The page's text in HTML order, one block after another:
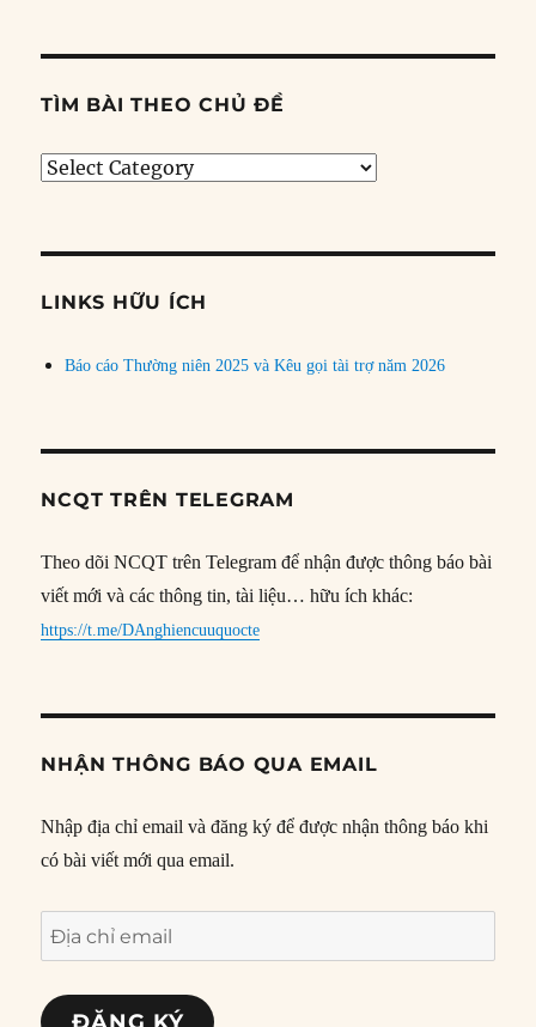
TÌM BÀI THEO CHỦ ĐỀ
Tìm
đề
LINKS HỮU ÍCH
Báo cáo Thường niên 2025 và Kêu gọi tài trợ năm 2026
NCQT TRÊN TELEGRAM
Theo dõi NCQT trên Telegram để nhận được thông báo bài
viết mới và các thông tin, tài liệu… hữu ích khác:
https://t.me/DAnghiencuuquocte
NHẬN THÔNG BÁO QUA EMAIL
Nhập địa chỉ email và đăng ký để được nhận thông báo khi
có bài viết mới qua email.
Địa
chỉ
email